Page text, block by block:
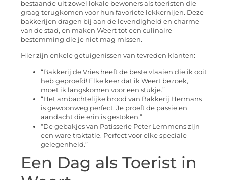
bestaande uit zowel lokale bewoners als toeristen die
graag terugkomen voor hun favoriete lekkernijen. Deze
bakkerijen dragen bij aan de levendigheid en charme
van de stad, en maken Weert tot een culinaire
bestemming die je niet mag missen.
Hier zijn enkele getuigenissen van tevreden klanten:
“Bakkerij de Vries heeft de beste vlaaien die ik ooit
heb geproefd! Elke keer dat ik Weert bezoek,
moet ik langskomen voor een stukje.”
“Het ambachtelijke brood van Bakkerij Hermans
is gewoonweg perfect. Je proeft de passie en
aandacht die erin is gestoken.”
“De gebakjes van Patisserie Peter Lemmens zijn
een ware traktatie. Perfect voor elke speciale
gelegenheid.”
Een Dag als Toerist in